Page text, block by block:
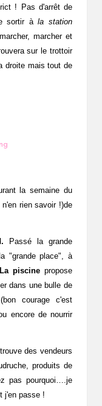
! Pas d'arrêt de
sortir àla station
marcher et
sur le trottoir
droite mais tout de
la semaine du
rien savoir !)de
Passé la grande
"grande place", à
La piscine propose
dans une bulle de
courage c'est
encore de nourrir
des vendeurs
produits de
pas pourquoi….je
j'en passe !